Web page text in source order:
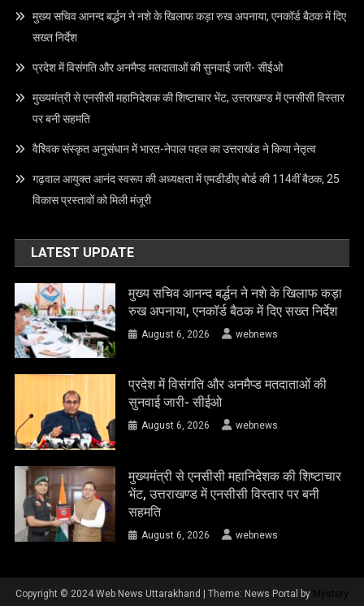
मुख्य सचिव आनन्द बर्द्धन ने नशे के खिलाफ कड़ा रुख अपनाया, एनकॉर्ड बैठक में दिए
सख्त निर्देश
प्रदेश में विसंगति और अनमैप्ड मतदाताओं की सुनवाई जारी- सीईओ
मुख्यमंत्री से एनसीसी महानिदेशक की शिष्टाचार भेंट, उत्तराखण्ड में एनसीसी विस्तार
पर बनी सहमति
वैश्विक संस्कृत अनुसंधान में भारत-नेपाल पहल का उत्तराखंड ने किया नेतृत्व
गढ़वाल आयुक्त आनंद स्वरूप की अध्यक्षता में एमडीडीए बोर्ड की 114वीं बैठक, 25
विकास प्रस्तावों को मिली मंजूरी
LATEST UPDATE
मुख्य सचिव आनन्द बर्द्धन ने नशे के खिलाफ कड़ा
रुख अपनाया, एनकॉर्ड बैठक में दिए सख्त निर्देश
August 6, 2026 webnews
प्रदेश में विसंगति और अनमैप्ड मतदाताओं की
सुनवाई जारी- सीईओ
August 6, 2026 webnews
मुख्यमंत्री से एनसीसी महानिदेशक की शिष्टाचार
भेंट, उत्तराखण्ड में एनसीसी विस्तार पर बनी
सहमति
August 6, 2026 webnews
Copyright © 2024 Web News Uttarakhand Theme: News Portal by Mystery